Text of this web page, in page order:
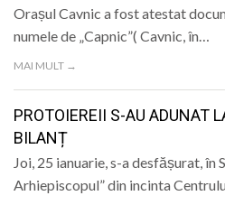
Orașul Cavnic a fost atestat
numele de „Capnic”( Cavnic, în…
MAI MULT →
PROTOIEREII S-AU ADUNAT
BILANȚ
Joi, 25 ianuarie, s-a desfășurat, în
Arhiepiscopul” din incinta